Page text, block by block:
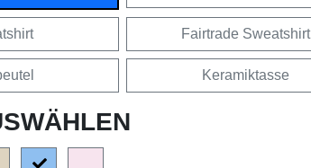
Fairtrade Sweatshirt
Keramiktasse